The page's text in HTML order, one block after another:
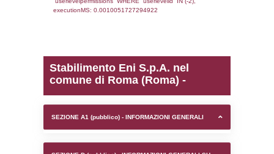
sql: SELECT `userlevelid`, `userlevelname`
0.0001978874206543
sql: SELECT `tablename`, `userlevelid`,
`userlevelpermissions` WHERE `userlevelid`
executionMS: 0.0010051727294922